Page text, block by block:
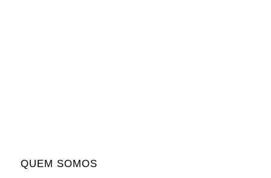
QUEM SOMOS